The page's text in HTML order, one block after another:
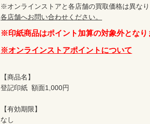
※オンラインストアと各店舗の買取価格は異な
各店舗へお問い合わせください。
※印紙商品はポイント加算の対象外となり
※オンラインストアポイントについて
【商品名】
登記印紙  額面1,000円
【有効期限】
なし